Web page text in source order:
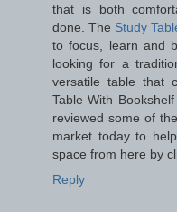
that is both
done. The Study
to focus, learn and
looking for a
versatile table that
Table With
reviewed some of
market today to
space from here by
Reply